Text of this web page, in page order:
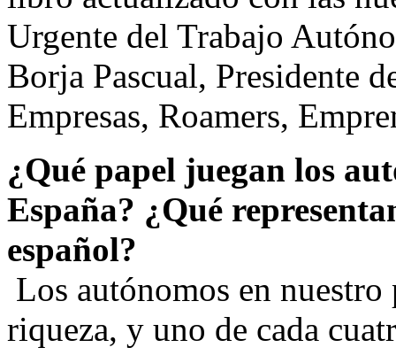
Urgente del Trabajo
Borja Pascual, Presidente
Empresas, Roamers,
¿Qué papel juegan los
España? ¿Qué
español?
Los autónomos en
riqueza, y uno de cada